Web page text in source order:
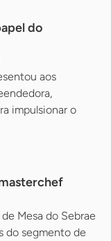
do
aos
impulsionar o
Mesa do Sebrae
do segmento de